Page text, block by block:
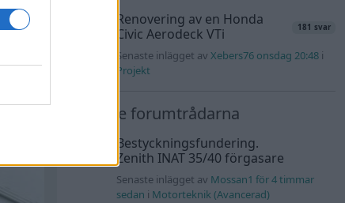
Renovering av en Honda
Civic Aerodeck VTi
181 svar
Senaste inlägget avXebers76 onsdag 20:48 i
Projekt
Nyaste forumtrådarna
Bestyckningsfundering.
Zenith INAT 35/40 förgasare
Senaste inlägget av Mossan1 för 4 timmar
sedan i Motorteknik (Avancerad)